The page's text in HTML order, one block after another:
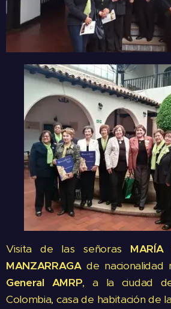
Visita de las señoras
MANZARRAGAde nacionalidad
General AMRP, a la ciudad
Colombia, casa de habitación de